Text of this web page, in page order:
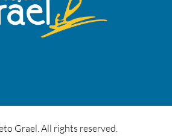
Grael. All rights reserved.